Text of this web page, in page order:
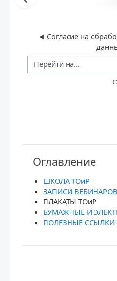
◄ Согласие на
Перейти на...
Оглавление
ШКОЛА ТОиР
ЗАПИСИ ВЕБИНАРОВ
ПЛАКАТЫ ТОиР
БУМАЖНЫЕ И
ПОЛЕЗНЫЕ ССЫЛКИ